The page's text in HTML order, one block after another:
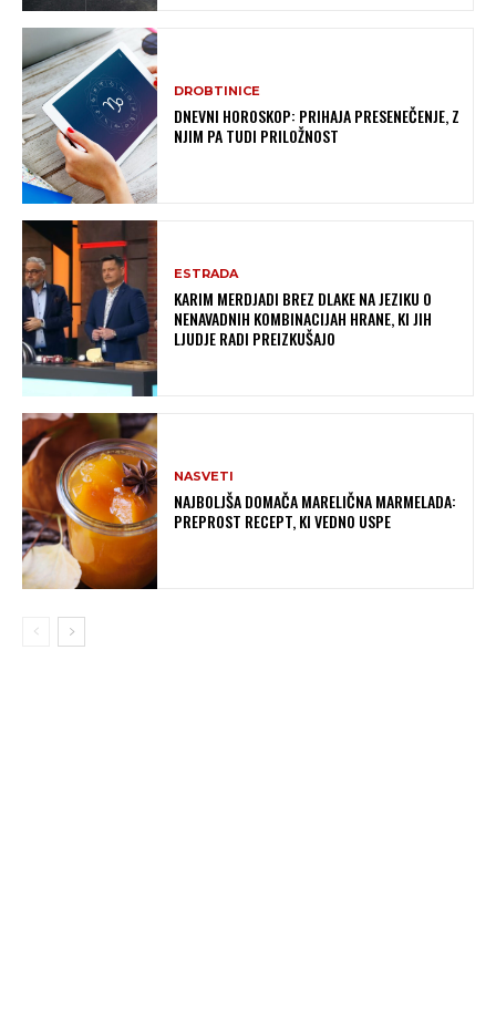
DROBTINICE
DNEVNI HOROSKOP: PRIHAJA PRESENEČENJE, Z
NJIM PA TUDI PRILOŽNOST
ESTRADA
KARIM MERDJADI BREZ DLAKE NA JEZIKU O
NENAVADNIH KOMBINACIJAH HRANE, KI JIH
LJUDJE RADI PREIZKUŠAJO
NASVETI
NAJBOLJŠA DOMAČA MARELIČNA MARMELADA:
PREPROST RECEPT, KI VEDNO USPE